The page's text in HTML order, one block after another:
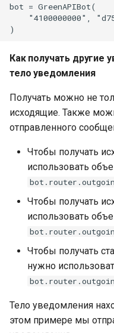
bot = GreenAPIBot(
"4100000000",
Как получать другие
тело уведомления
Получать можно не
исходящие. Также
отправленного
Чтобы получать
использовать
Чтобы получать
использовать
Чтобы получать
нужно
Тело уведомления
этом примере мы